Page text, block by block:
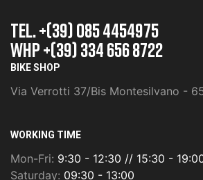
TEL. +(39) 085 4454975
whp +(39) 334 656 8722
BIKE SHOP
Via Verrotti 37/Bis Montesilvano -
WORKING TIME
Mon-Fri: 9:30 - 12:30 // 15:30 -
Saturday: 09:30 - 13:00